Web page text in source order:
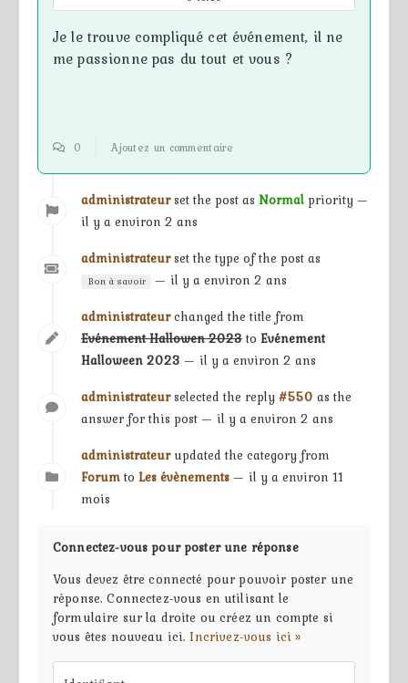
Je le trouve compliqué cet événement, il ne
me passionne pas du tout et vous ?
0 Ajoutez un commentaire
administrateur set the post as Normal priority —
il y a environ 2 ans
administrateur set the type of the post as
Bon à savoir
— il y a environ 2 ans
administrateur changed the title from
Evénement Hallowen 2023to Evénement
Halloween 2023 — il y a environ 2 ans
administrateur selected the reply #550 as the
answer for this post — il y a environ 2 ans
administrateur updated the category from
Forumto Les évènements — il y a environ 11
mois
Connectez-vous pour poster une réponse
Vous devez être connecté pour pouvoir poster une
réponse. Connectez-vous en utilisant le
formulaire sur la droite ou créez un compte si
vous êtes nouveau ici.Incrivez-vous ici »